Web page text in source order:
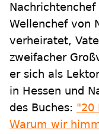
Wellenchef von
verheiratet,
zweifacher
er sich als
in Hessen und
des Buches: "20
Warum wir